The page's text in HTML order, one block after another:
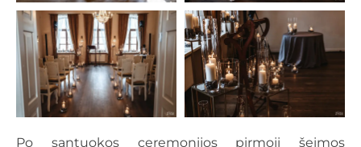
Po santuokos ceremonijos pirmoji šeimos